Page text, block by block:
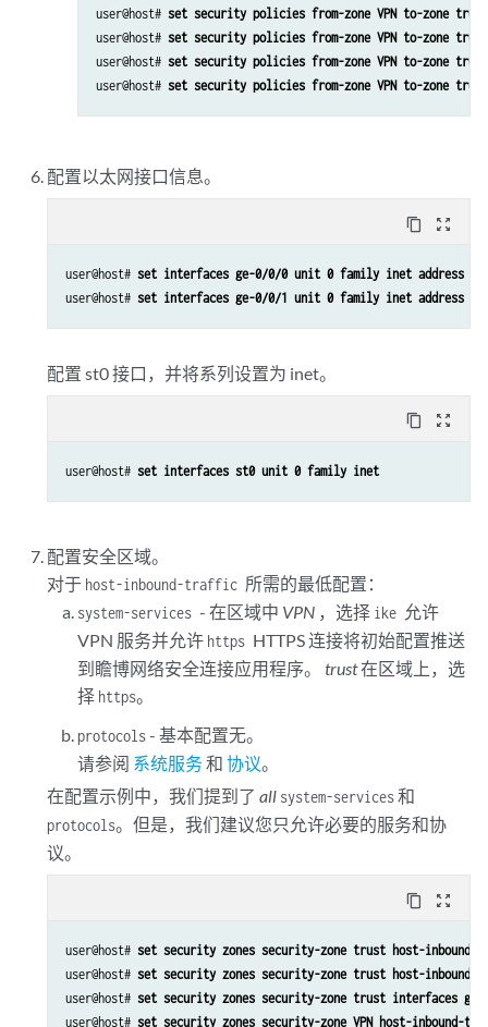
user@host# set security policies from-zone VPN to-zone trust
user@host# set security policies from-zone VPN to-zone trust
user@host# set security policies from-zone VPN to-zone trust
user@host# set security policies from-zone VPN to-zone trust
配置以太网接口信息。
content_copy zoom_out_map
user@host# set interfaces ge-0/0/0 unit 0 family inet address
user@host# set interfaces ge-0/0/1 unit 0 family inet address
配置 st0 接口，并将系列设置为 inet。
content_copy zoom_out_map
user@host# set interfaces st0 unit 0 family inet
配置安全区域。
对于 host-inbound-traffic 所需的最低配置：
system-services - 在区域中 VPN，选择 ike 允许
VPN 服务并允许 https HTTPS 连接将初始配置推送
到瞻博网络安全连接应用程序。 trust在区域上，选
择 https。
protocols- 基本配置无。
请参阅 系统服务和 协议。
在配置示例中，我们提到了all system-services和
protocols。但是，我们建议您只允许必要的服务和协
议。
content_copy zoom_out_map
user@host# set security zones security-zone trust host-
user@host# set security zones security-zone trust host-
user@host# set security zones security-zone trust interfaces ge-
user@host# set security zones security-zone VPN host-inbound-